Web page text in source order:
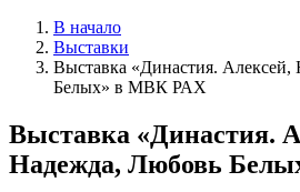
В начало
Выставки
Выставка «Династия.
Белых» в МВК РАХ
Выставка «Династия.
Надежда, Любовь